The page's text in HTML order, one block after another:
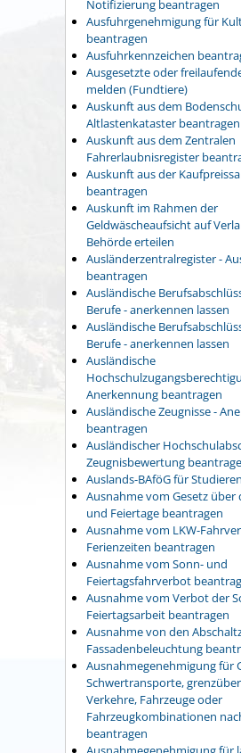
Notifizierung beantragen
Ausfuhrgenehmigung für
beantragen
Ausfuhrkennzeichen
Ausgesetzte oder
melden (Fundtiere)
Auskunft aus dem
Altlastenkataster beantragen
Auskunft aus dem Zentralen
Fahrerlaubnisregister
Auskunft aus der
beantragen
Auskunft im Rahmen der
Geldwäscheaufsicht auf
Behörde erteilen
Ausländerzentralregister -
beantragen
Ausländische
Berufe - anerkennen lassen
Ausländische
Berufe - anerkennen lassen
Ausländische
Anerkennung beantragen
Ausländische Zeugnisse -
beantragen
Ausländischer
Zeugnisbewertung
Auslands-BAföG für
Ausnahme vom Gesetz über
und Feiertage beantragen
Ausnahme vom LKW-
Ferienzeiten beantragen
Ausnahme vom Sonn- und
Feiertagsfahrverbot
Ausnahme vom Verbot der
Feiertagsarbeit beantragen
Ausnahme von den
Fassadenbeleuchtung
Ausnahmegenehmigung für
Schwertransporte,
Verkehre, Fahrzeuge oder
Fahrzeugkombinationen
beantragen